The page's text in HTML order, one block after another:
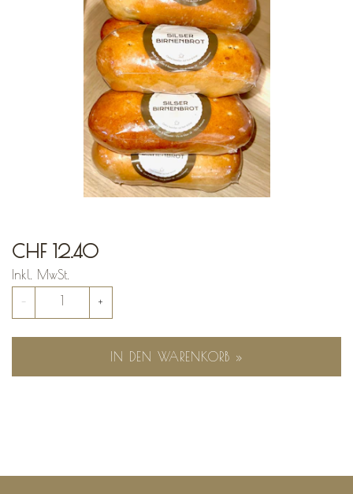
CHF 12.40
Inkl. MwSt.
- +
IN DEN WARENKORB »